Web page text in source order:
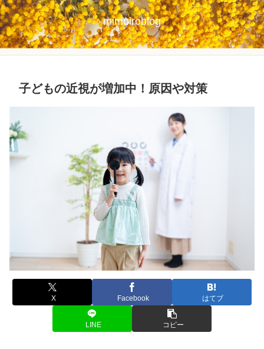
mimoiroblog
子どもの近視が増加中！原因や対策
X Facebook はてブ
LINE コピー